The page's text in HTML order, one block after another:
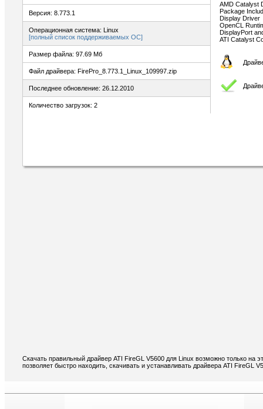
Версия: 8.773.1
Операционная система: Linux
[полный список поддерживаемых ОС]
Размер файла: 97.69 Мб
Файл драйвера: FirePro_8.773.1_Linux_109997.zip
Последнее обновление: 26.12.2010
Количество загрузок: 2
AMD Catalyst
Package
Display Driver
OpenCL
DisplayPort
ATI Catalyst
Скачать правильный драйвер ATI FireGL V5600 для Linux возможно только на
позволяет быстро находить, скачивать и устанавливать драйвера ATI FireGL